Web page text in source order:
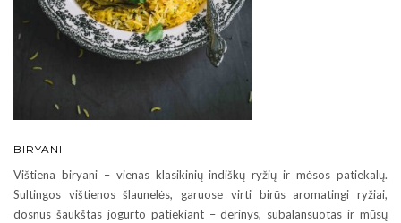
BIRYANI
Vištiena biryani – vienas klasikinių indiškų ryžių ir mėsos patiekalų.
Sultingos vištienos šlaunelės, garuose virti birūs aromatingi ryžiai,
dosnus šaukštas jogurto patiekiant – derinys, subalansuotas ir mūsų